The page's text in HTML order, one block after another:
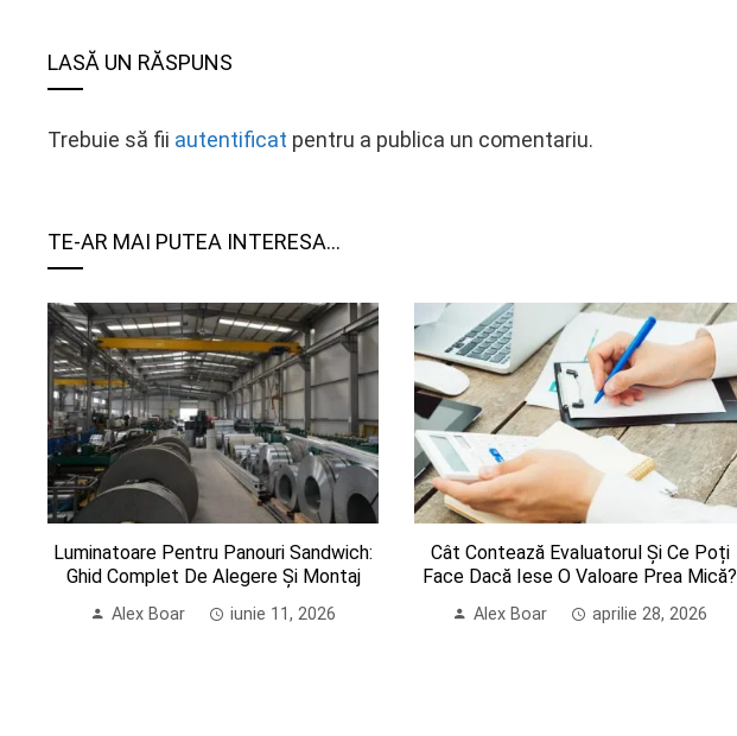
LASĂ UN RĂSPUNS
Trebuie să fii autentificat pentru a publica un comentariu.
TE-AR MAI PUTEA INTERESA...
Luminatoare Pentru Panouri Sandwich:
Ghid Complet De Alegere Și Montaj
Alex Boar iunie 11, 2026
Cât Contează Evaluatorul Și Ce Poți
Face Dacă Iese O Valoare Prea Mică?
Alex Boar aprilie 28, 2026